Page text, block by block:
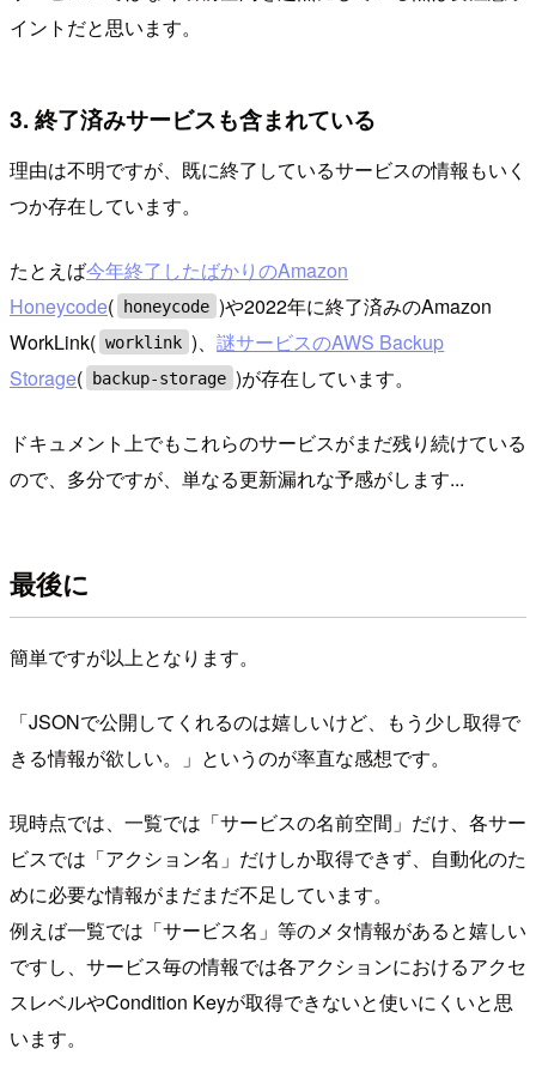
イントだと思います。
3. 終了済みサービスも含まれている
理由は不明ですが、既に終了しているサービスの情報もいく
つか存在しています。
たとえば今年終了したばかりのAmazon
Honeycode( honeycode )や2022年に終了済みのAmazon
WorkLink( worklink )、謎サービスのAWS Backup
Storage( backup-storage )が存在しています。
ドキュメント上でもこれらのサービスがまだ残り続けている
ので、多分ですが、単なる更新漏れな予感がします...
最後に
簡単ですが以上となります。
「JSONで公開してくれるのは嬉しいけど、もう少し取得で
きる情報が欲しい。」というのが率直な感想です。
現時点では、一覧では「サービスの名前空間」だけ、各サー
ビスでは「アクション名」だけしか取得できず、自動化のた
めに必要な情報がまだまだ不足しています。
例えば一覧では「サービス名」等のメタ情報があると嬉しい
ですし、サービス毎の情報では各アクションにおけるアクセ
スレベルやCondition Keyが取得できないと使いにくいと思
います。